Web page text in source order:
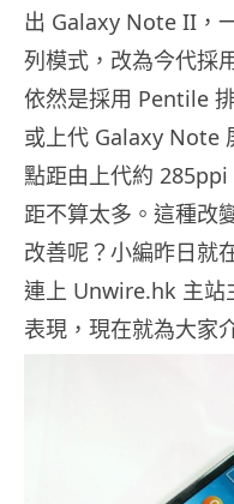
出 Galaxy Note II，
列模式，改為今代採
依然是採用 Pentile
或上代 Galaxy Note
點距由上代約
距不算太多。這種改
改善呢？小編昨日就
連上 Unwire.hk 主站
表現，現在就為大家